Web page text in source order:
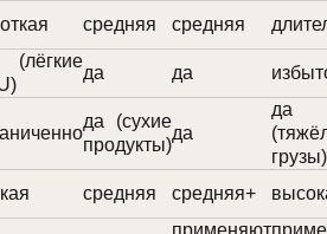
средняя средняя
да да
да (сухие
продукты)
да
да
грузы)
средняя средняя+